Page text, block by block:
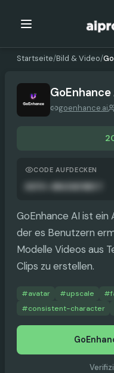
Startseite/Bild & Video/
GoEnhance
goenhance.ai
CODE AUFDECKEN
GoEnhance AI ist
der es Benutzern
Modelle Videos aus
Clips zu erstellen.
#avatar #upscale #
#consistent-character